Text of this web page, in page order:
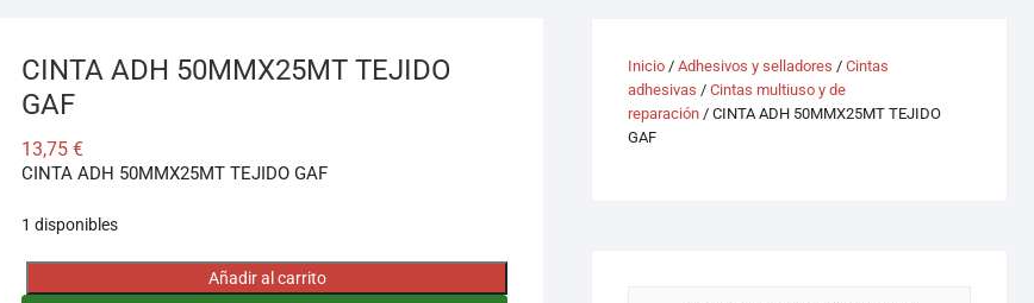
CINTA ADH 50MMX25MT TEJIDO
GAF
13,75 €
CINTA ADH 50MMX25MT TEJIDO GAF
1 disponibles
CINTA
Añadir al carrito
Inicio / Adhesivos y selladores / Cintas
adhesivas / Cintas multiuso y de
reparación / CINTA ADH 50MMX25MT TEJIDO
GAF